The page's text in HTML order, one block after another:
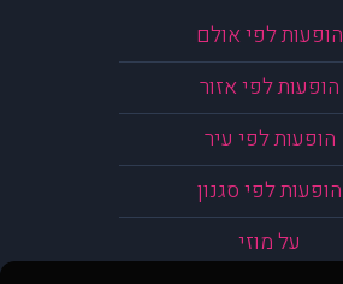
הופעות לפי אולם
הופעות לפי אזור
הופעות לפי עיר
הופעות לפי סגנון
על מוזי